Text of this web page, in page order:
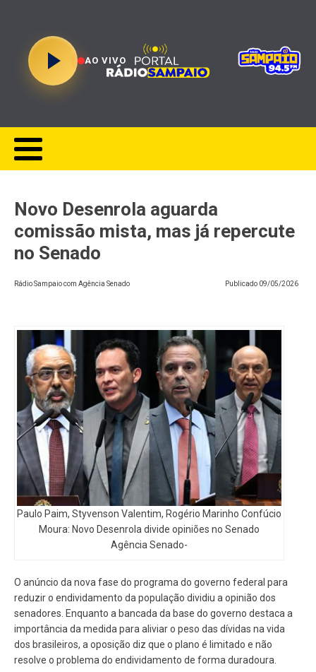
AO VIVO
Novo Desenrola aguarda
comissão mista, mas já repercute
no Senado
Rádio Sampaio com Agência Senado Publicado 09/05/2026
Paulo Paim, Styvenson Valentim, Rogério Marinho Confúcio
Moura: Novo Desenrola divide opiniões no Senado
Agência Senado-
O anúncio da nova fase do programa do governo federal para
reduzir o endividamento da população dividiu a opinião dos
senadores. Enquanto a bancada da base do governo destaca a
importância da medida para aliviar o peso das dívidas na vida
dos brasileiros, a oposição diz que o plano é limitado e não
resolve o problema do endividamento de forma duradoura.